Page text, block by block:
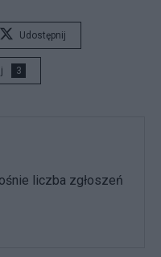
Udostępnij
3
liczba zgłoszeń